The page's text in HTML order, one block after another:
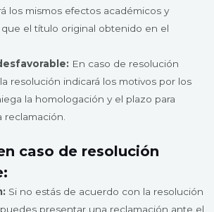
los mismos efectos académicos y
el título original obtenido en el
En caso de resolución
resolución indicará los motivos por los
la homologación y el plazo para
reclamación.
caso de resolución
Si no estás de acuerdo con la resolución
presentar una reclamación ante el